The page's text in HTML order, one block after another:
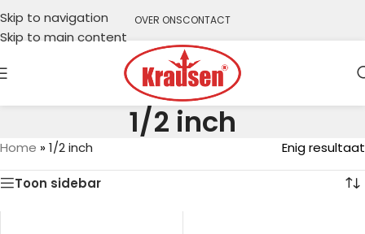
Skip to navigation
Skip to main content
OVER ONSCONTACT
1/2 inch
Home »1/2 inch Enig resultaat
Toon sidebar